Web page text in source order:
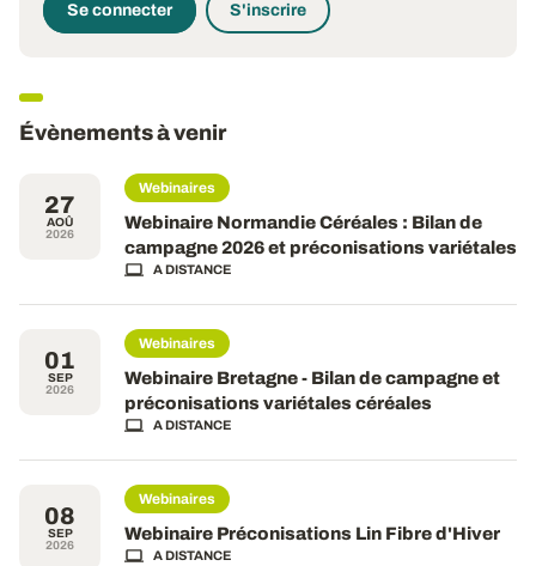
Se connecter S'inscrire
Évènements à venir
27
AOÛ
2026
Webinaires
Webinaire Normandie Céréales : Bilan de
campagne 2026 et préconisations variétales
A DISTANCE
01
SEP
2026
Webinaires
Webinaire Bretagne - Bilan de campagne et
préconisations variétales céréales
A DISTANCE
08
SEP
2026
Webinaires
Webinaire Préconisations Lin Fibre d'Hiver
A DISTANCE